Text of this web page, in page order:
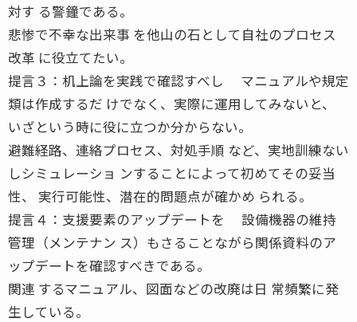
対す る警鐘である。
悲惨で不幸な出来事 を他山の石として自社のプロセス
改革 に役立てたい。
提言３：机上論を実践で確認すべし マニュアルや規定
類は作成するだ けでなく、実際に運用してみないと、
いざという時に役に立つか分からない。
避難経路、連絡プロセス、対処手順 など、実地訓練ない
しシミュレーショ ンすることによって初めてその妥当
性、 実行可能性、潜在的問題点が確かめ られる。
提言４：支援要素のアップデートを 設備機器の維持
管理（メンテナン ス）もさることながら関係資料のア
ップデートを確認すべきである。
関連 するマニュアル、図面などの改廃は日 常頻繁に発
生している。